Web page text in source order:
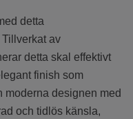
detta
av
detta skal effektivt
finish som
moderna designen med
och tidlös känsla,